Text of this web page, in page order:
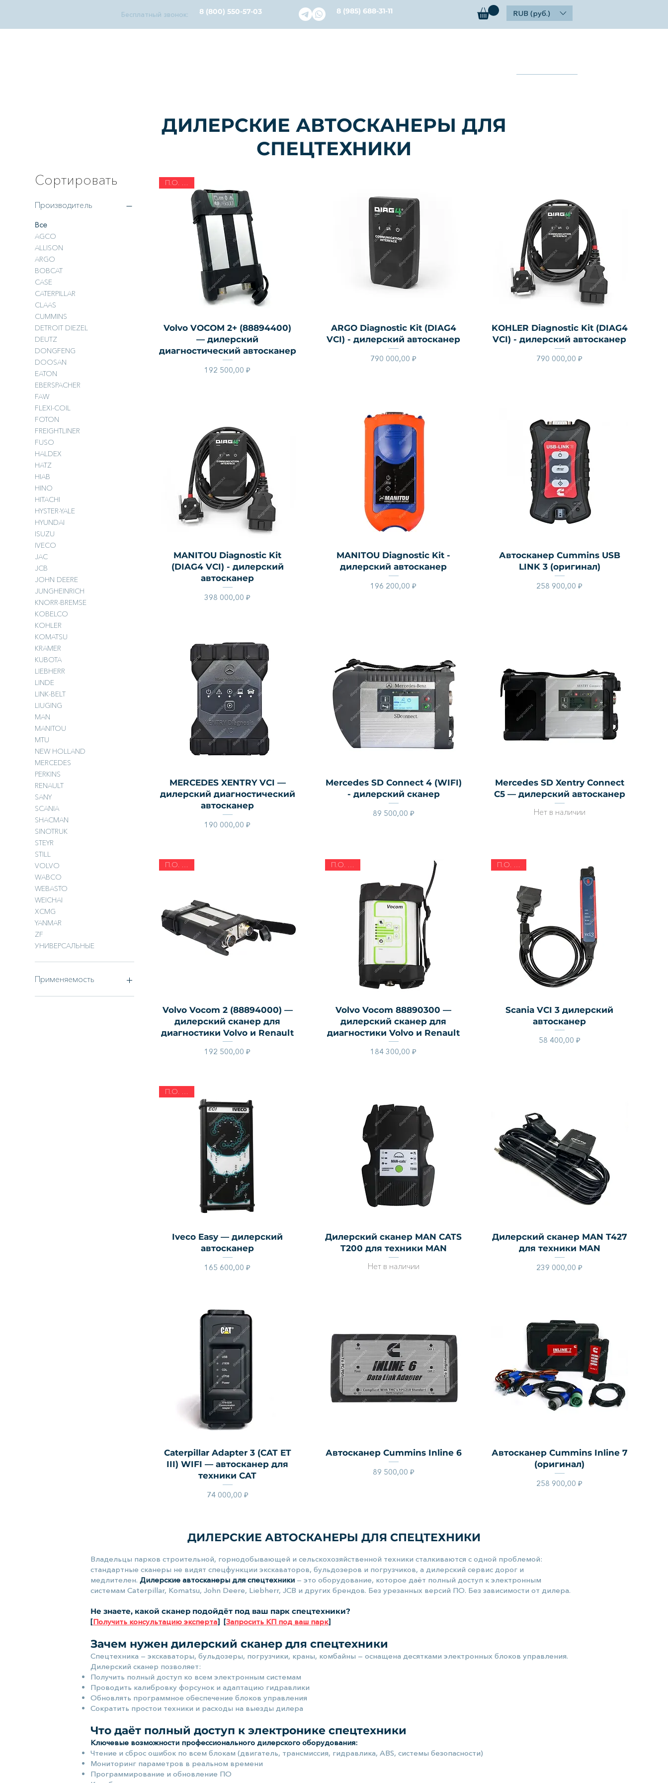
Бесплатный звонок: 8 (800) 550-57-03 8 (985) 688-31-11 RUB (руб.)
ДИЛЕРСКИЕ АВТОСКАНЕРЫ ДЛЯ
СПЕЦТЕХНИКИ
Сортировать
Производитель
Все
AGCO
ALLISON
ARGO
BOBCAT
CASE
CATERPILLAR
CLAAS
CUMMINS
DETROIT DIEZEL
DEUTZ
DONGFENG
DOOSAN
EATON
EBERSPACHER
FAW
FLEXI-COIL
FOTON
FREIGHTLINER
FUSO
HALDEX
HATZ
HIAB
HINO
HITACHI
HYSTER-YALE
HYUNDAI
ISUZU
IVECO
JAC
JCB
JOHN DEERE
JUNGHEINRICH
KNORR-BREMSE
KOBELCO
KOHLER
KOMATSU
KRAMER
KUBOTA
LIEBHERR
LINDE
LINK-BELT
LIUGING
MAN
MANITOU
MTU
NEW HOLLAND
MERCEDES
PERKINS
RENAULT
SANY
SCANIA
SHACMAN
SINOTRUK
STEYR
STILL
VOLVO
WABCO
WEBASTO
WEICHAI
XCMG
YANMAR
ZF
УНИВЕРСАЛЬНЫЕ
Применяемость
Автобусы
Быстрый просмотр
П.О. 2026
Volvo VOCOM 2+ (88894400)
— дилерский
диагностический автосканер
Цена
192 500,00 ₽
Быстрый просмотр
ARGO Diagnostic Kit (DIAG4
VCI) - дилерский автосканер
Цена
790 000,00 ₽
Быстрый просмотр
KOHLER Diagnostic Kit (DIAG4
VCI) - дилерский автосканер
Цена
790 000,00 ₽
Быстрый просмотр
MANITOU Diagnostic Kit
(DIAG4 VCI) - дилерский
автосканер
Цена
398 000,00 ₽
Быстрый просмотр
MANITOU Diagnostic Kit -
дилерский автосканер
Цена
196 200,00 ₽
Быстрый просмотр
Автосканер Cummins USB
LINK 3 (оригинал)
Цена
258 900,00 ₽
Быстрый просмотр
MERCEDES XENTRY VCI —
дилерский диагностический
автосканер
Цена
190 000,00 ₽
Быстрый просмотр
Mercedes SD Connect 4 (WIFI)
- дилерский сканер
Цена
89 500,00 ₽
Быстрый просмотр
Mercedes SD Xentry Connect
C5 — дилерский автосканер
Нет в наличии
Быстрый просмотр
Volvo Vocom 2 (88894000) —
дилерский сканер для
диагностики Volvo и Renault
Цена
192 500,00 ₽
Быстрый просмотр
Volvo Vocom 88890300 —
дилерский сканер для
диагностики Volvo и Renault
Цена
184 300,00 ₽
Быстрый просмотр
Scania VCI 3 дилерский
автосканер
Цена
58 400,00 ₽
Быстрый просмотр
П.О. 2025
Iveco Easy — дилерский
автосканер
Цена
165 600,00 ₽
Быстрый просмотр
Дилерский сканер MAN CATS
T200 для техники MAN
Нет в наличии
Быстрый просмотр
Дилерский сканер MAN T427
для техники MAN
Цена
239 000,00 ₽
Быстрый просмотр
Caterpillar Adapter 3 (CAT ET
III) WIFI — автосканер для
техники CAT
Цена
74 000,00 ₽
Быстрый просмотр
Автосканер Cummins Inline 6
Цена
89 500,00 ₽
Быстрый просмотр
Автосканер Cummins Inline 7
(оригинал)
Цена
258 900,00 ₽
ДИЛЕРСКИЕ АВТОСКАНЕРЫ ДЛЯ СПЕЦТЕХНИКИ​
Владельцы парков строительной, горнодобывающей и сельскохозяйственной техники сталкиваются с одной проблемой:
стандартные сканеры не видят спецфункции экскаваторов, бульдозеров и погрузчиков, а дилерский сервис дорог и
медлителен. Дилерские автосканеры для спецтехники — это оборудование, которое даёт полный доступ к электронным
системам Caterpillar, Komatsu, John Deere, Liebherr, JCB и других брендов. Без урезанных версий ПО. Без зависимости от дилера.
Не знаете, какой сканер подойдёт под ваш парк спецтехники?
[Получить консультацию эксперта] [Запросить КП под ваш парк]
Зачем нужен дилерский сканер для спецтехники
Спецтехника — экскаваторы, бульдозеры, погрузчики, краны, комбайны — оснащена десятками электронных блоков управления.
Дилерский сканер позволяет:
Получить полный доступ ко всем электронным системам
Проводить калибровку форсунок и адаптацию гидравлики
Обновлять программное обеспечение блоков управления
Сократить простои техники и расходы на выезды дилера
Что даёт полный доступ к электронике спецтехники
Ключевые возможности профессионального дилерского оборудования:
Чтение и сброс ошибок по всем блокам (двигатель, трансмиссия, гидравлика, ABS, системы безопасности)
Мониторинг параметров в реальном времени
Программирование и обновление ПО